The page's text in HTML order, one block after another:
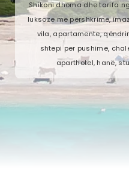
Shikoni dhoma dhe tarifa
luksoze me përshkrime,
vila, apartamente,
shtepi per pushime,
aparthotel, hanë,